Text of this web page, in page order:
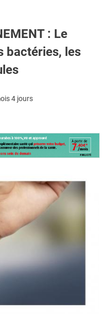
: Le
bactéries, les
4 jours